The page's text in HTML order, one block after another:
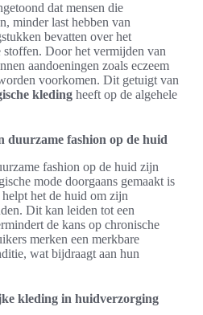
dat mensen die
minder last hebben van
bevatten over het
stoffen. Door het vermijden van
aandoeningen zoals eczeem
voorkomen. Dit getuigt van
kleding heeft op de algehele
duurzame fashion op de huid
fashion op de huid zijn
mode doorgaans gemaakt is
het de huid om zijn
Dit kan leiden tot een
de kans op chronische
merken een merkbare
wat bijdraagt aan hun
kleding in huidverzorging